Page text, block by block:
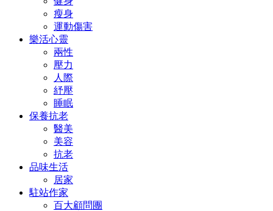
瘦身
運動傷害
樂活心靈
兩性
壓力
人際
紓壓
睡眠
保養抗老
醫美
美容
抗老
品味生活
居家
駐站作家
百大顧問團